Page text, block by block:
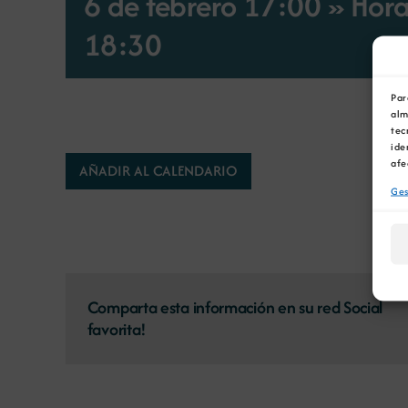
18:30
AÑADIR AL CALENDARIO
Comparta esta información en su red Social
favorita!